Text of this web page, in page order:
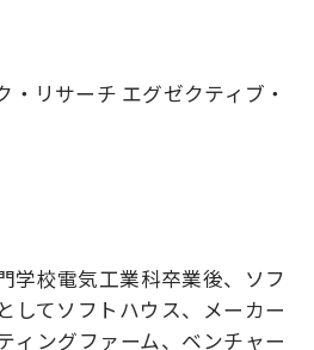
リサーチ エグゼクティブ・
学校電気工業科卒業後、ソフ
してソフトハウス、メーカー
ィングファーム、ベンチャー